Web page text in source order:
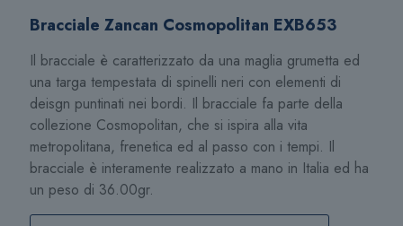
Bracciale Zancan Cosmopolitan EXB653
Il bracciale è caratterizzato da una maglia grumetta ed
una targa tempestata di spinelli neri con elementi di
deisgn puntinati nei bordi. Il bracciale fa parte della
collezione Cosmopolitan, che si ispira alla vita
metropolitana, frenetica ed al passo con i tempi. Il
bracciale è interamente realizzato a mano in Italia ed ha
un peso di 36.00gr.